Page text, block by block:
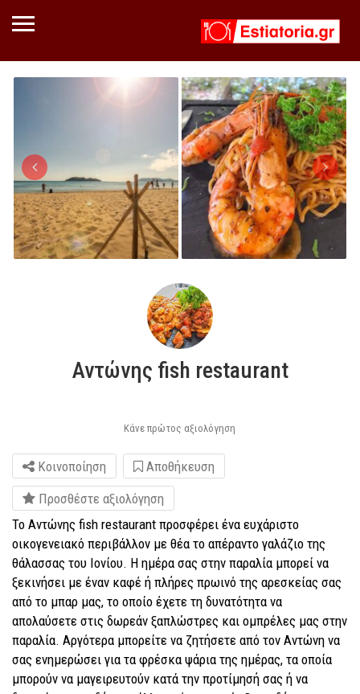
Αντώνης fish restaurant
Κάνε πρώτος αξιολόγηση
Κοινοποίηση
Αποθήκευση
Προσθέστε αξιολόγηση
To Αντώνης fish restaurant προσφέρει ένα ευχάριστο
οικογενειακό περιβάλλον με θέα το απέραντο γαλάζιο της
θάλασσας του Ιονίου. Η ημέρα σας στην παραλία μπορεί να
ξεκινήσει με έναν καφέ ή πλήρες πρωινό της αρεσκείας σας
από το μπαρ μας, το οποίο έχετε τη δυνατότητα να
απολαύσετε στις δωρεάν ξαπλώστρες και ομπρέλες μας στην
παραλία. Αργότερα μπορείτε να ζητήσετε από τον Αντώνη να
σας ενημερώσει για τα φρέσκα ψάρια της ημέρας, τα οποία
μπορούν να μαγειρευτούν κατά την προτίμησή σας ή να